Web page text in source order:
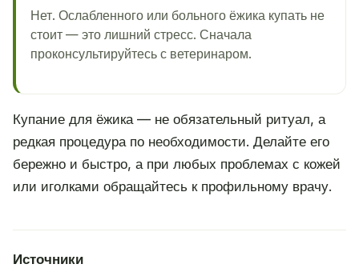
Нет. Ослабленного или больного ёжика купать не
стоит — это лишний стресс. Сначала
проконсультируйтесь с ветеринаром.
Купание для ёжика — не обязательный ритуал, а
редкая процедура по необходимости. Делайте его
бережно и быстро, а при любых проблемах с кожей
или иголками обращайтесь к профильному врачу.
Источники